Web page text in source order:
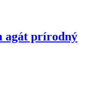
agát prírodný